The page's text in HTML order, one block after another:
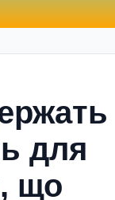
для
що